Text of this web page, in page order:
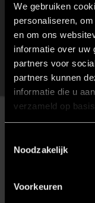
We gebruiken
personaliseren,
en om ons
informatie over uw
partners voor
partners kunnen
informatie die u
verzameld op
Noodzakelijk
Voorkeuren
Neem voor meer
Badkamers op 0515-
Deskundig
Uw wens
Badkamers
Showroomkeukens